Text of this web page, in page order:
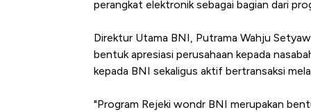
perangkat elektronik sebagai bagian dari
Direktur Utama BNI, Putrama Wahju
bentuk apresiasi perusahaan kepada
kepada BNI sekaligus aktif bertransaksi
"Program Rejeki wondr BNI merupakan